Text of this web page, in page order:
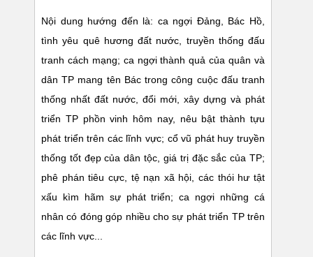
Nội dung hướng đến là: ca ngợi Đảng, Bác Hồ,
tình yêu quê hương đất nước, truyền thống đấu
tranh cách mạng; ca ngợi thành quả của quân và
dân TP mang tên Bác trong công cuộc đấu tranh
thống nhất đất nước, đổi mới, xây dựng và phát
triển TP phồn vinh hôm nay, nêu bật thành tựu
phát triển trên các lĩnh vực; cổ vũ phát huy truyền
thống tốt đẹp của dân tộc, giá trị đặc sắc của TP;
phê phán tiêu cực, tệ nạn xã hội, các thói hư tật
xấu kìm hãm sự phát triển; ca ngợi những cá
nhân có đóng góp nhiều cho sự phát triển TP trên
các lĩnh vực...